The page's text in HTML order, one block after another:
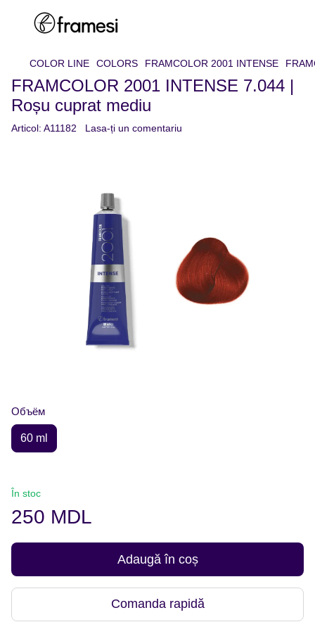
COLOR LINE COLORS FRAMCOLOR 2001 INTENSE
FRAMCOLOR 2001 INTENSE 7.044 |
Roșu cuprat mediu
Articol: A11182 Lasa-ți un comentariu
Объём
60 ml
În stoc
250 MDL
Adaugă în coș
Comanda rapidă